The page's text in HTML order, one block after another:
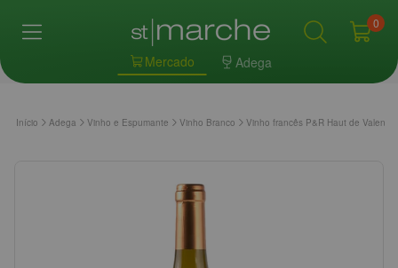
Mercado Adega
0
Início Adega Vinho e Espumante Vinho Branco Vinho francês P&R Haut de Valen